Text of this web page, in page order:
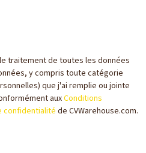
traitement de toutes les données
y compris toute catégorie
que j'ai remplie ou jointe
auxConditions
confidentialité de CVWarehouse.com.